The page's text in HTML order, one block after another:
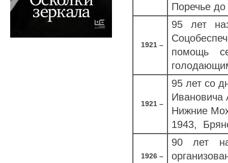
Поречье
1921 –
95 лет
помощь
1921 –
95 лет со
Ивановича
Нижние
1943,
1926 –
90 лет